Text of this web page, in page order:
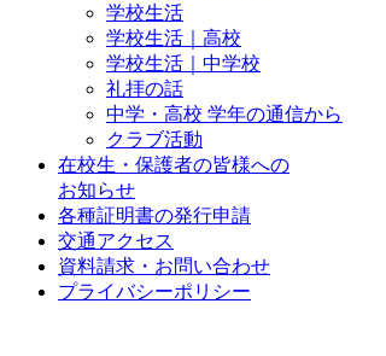
学校生活
学校生活｜高校
学校生活｜中学校
礼拝の話
中学・高校 学年の通信から
クラブ活動
在校生・保護者の皆様への
お知らせ
各種証明書の発行申請
交通アクセス
資料請求・お問い合わせ
プライバシーポリシー